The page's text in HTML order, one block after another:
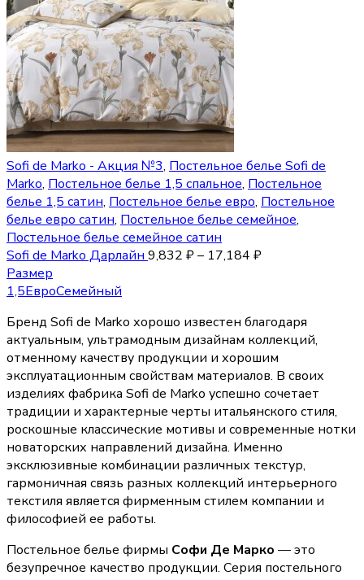
Sofi de Marko - Акция №3, Постельное белье Sofi de
Marko, Постельное белье 1,5 спальное, Постельное
белье 1,5 сатин, Постельное белье евро, Постельное
белье евро сатин, Постельное белье семейное,
Постельное белье семейное сатин
Sofi de Marko Дарлайн 9,832 ₽– 17,184 ₽
Размер
1,5ЕвроСемейный
Бренд Sofi de Marko хорошо известен благодаря
актуальным, ультрамодным дизайнам коллекций,
отменному качеству продукции и хорошим
эксплуатационным свойствам материалов. В своих
изделиях фабрика Sofi de Marko успешно сочетает
традиции и характерные черты итальянского стиля,
роскошные классические мотивы и современные нотки
новаторских направлений дизайна. Именно
эксклюзивные комбинации различных текстур,
гармоничная связь разных коллекций интерьерного
текстиля является фирменным стилем компании и
философией ее работы.
Постельное белье фирмы Софи Де Марко — это
безупречное качество продукции. Серия постельного